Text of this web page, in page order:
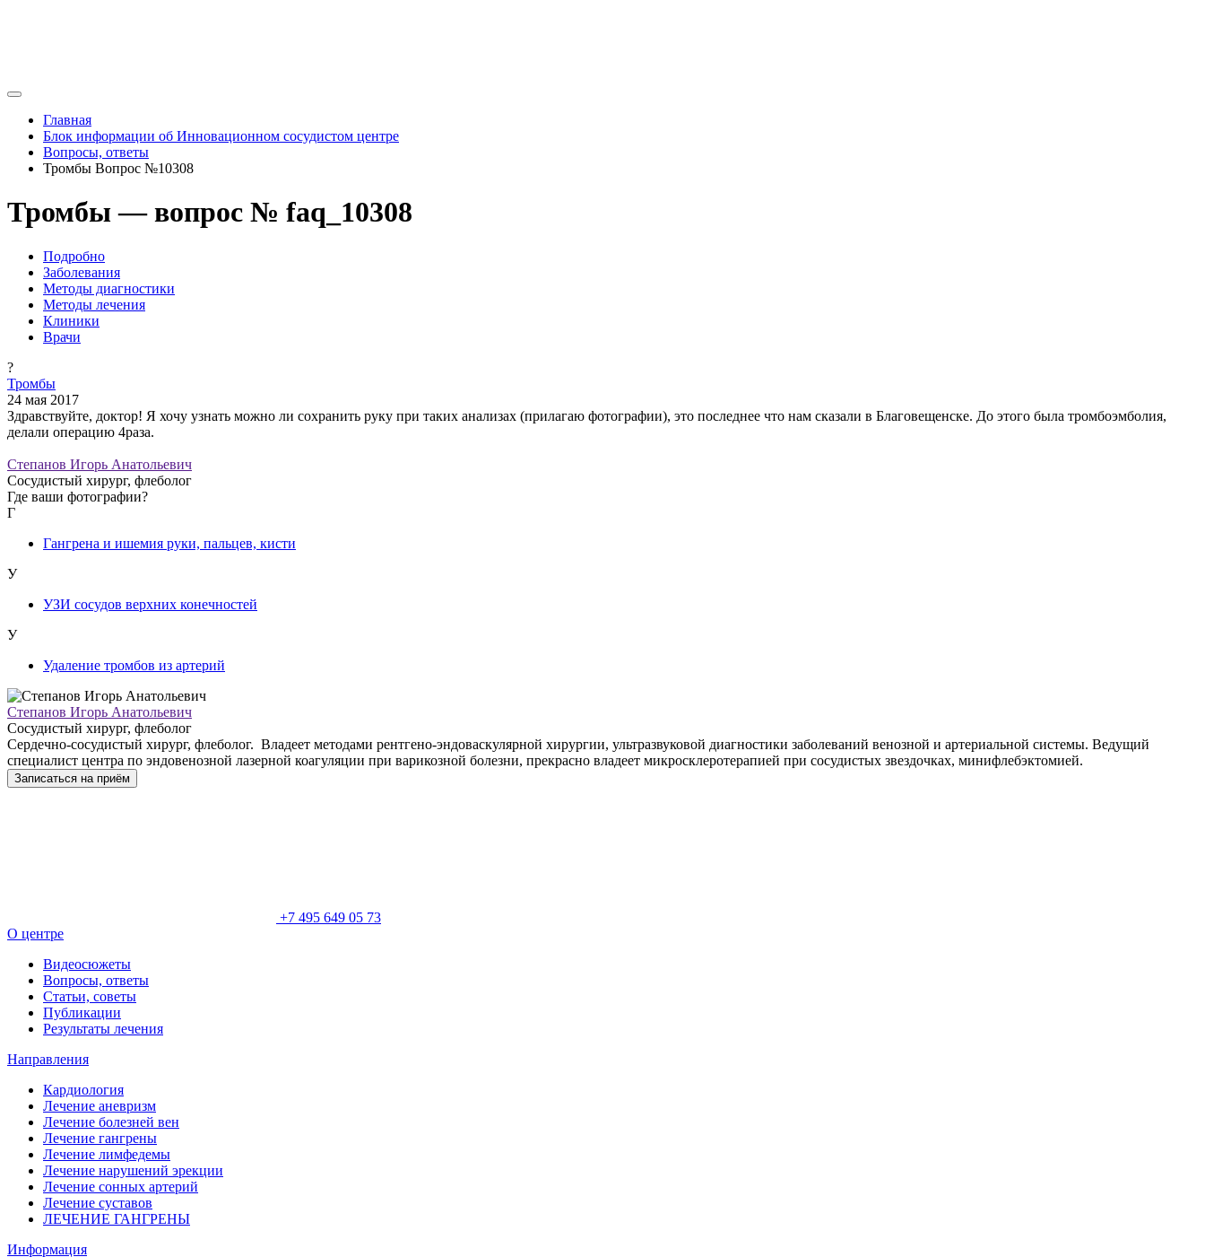
Главная
Блок информации об Инновационном сосудистом центре
Вопросы, ответы
Тромбы Вопрос №10308
Тромбы — вопрос № faq_10308
Подробно
Заболевания
Методы диагностики
Методы лечения
Клиники
Врачи
?
Тромбы
24 мая 2017
Здравствуйте, доктор! Я хочу узнать можно ли сохранить руку при таких анализах (прилагаю фотографии), это последнее что нам сказали в Благовещенске. До этого была тромбоэмболия,
делали операцию 4раза.
Степанов Игорь Анатольевич
Сосудистый хирург, флеболог
Где ваши фотографии?
Г
Гангрена и ишемия руки, пальцев, кисти
У
УЗИ сосудов верхних конечностей
У
Удаление тромбов из артерий
Степанов Игорь Анатольевич
Сосудистый хирург, флеболог
Сердечно-сосудистый хирург, флеболог. Владеет методами рентгено-эндоваскулярной хирургии, ультразвуковой диагностики заболеваний венозной и артериальной системы. Ведущий
специалист центра по эндовенозной лазерной коагуляции при варикозной болезни, прекрасно владеет микросклеротерапией при сосудистых звездочках, минифлебэктомией.
Записаться на приём
+7 495 649 05 73
О центре
Видеосюжеты
Вопросы, ответы
Статьи, советы
Публикации
Результаты лечения
Направления
Кардиология
Лечение аневризм
Лечение болезней вен
Лечение гангрены
Лечение лимфедемы
Лечение нарушений эрекции
Лечение сонных артерий
Лечение суставов
ЛЕЧЕНИЕ ГАНГРЕНЫ
Информация